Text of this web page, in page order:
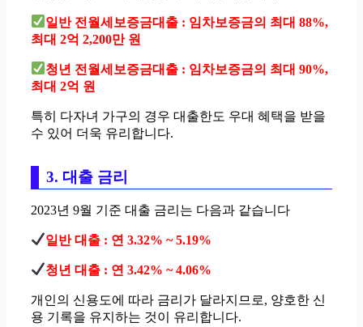
일반 전월세보증금대출 : 임차보증금의 최대 88%,
최대 2억 2,200만 원
청년 전월세보증금대출 : 임차보증금의 최대 90%,
최대 2억 원
특히 다자녀 가구의 경우 대출한도 우대 혜택을 받을
수 있어 더욱 유리합니다.
3. 대출 금리
2023년 9월 기준 대출 금리는 다음과 같습니다
일반 대출 : 연 3.32% ~ 5.19%
청년 대출 : 연 3.42% ~ 4.06%
개인의 신용도에 따라 금리가 달라지므로, 양호한 신
용 기록을 유지하는 것이 유리합니다.